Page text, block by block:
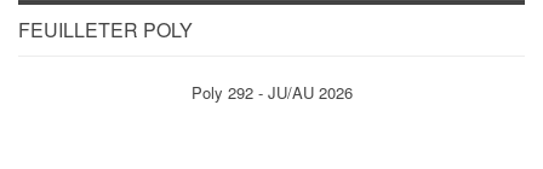
FEUILLETER POLY
Poly 292 - JU/AU 2026